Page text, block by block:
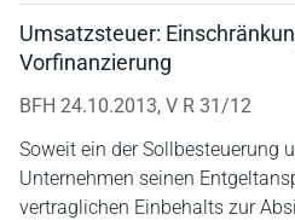
Umsatzsteuer:
Vorfinanzierung
BFH 24.10.2013, V R 31/12
Soweit ein der Sollbesteuerung
Unternehmen seinen
vertraglichen Einbehalts zur